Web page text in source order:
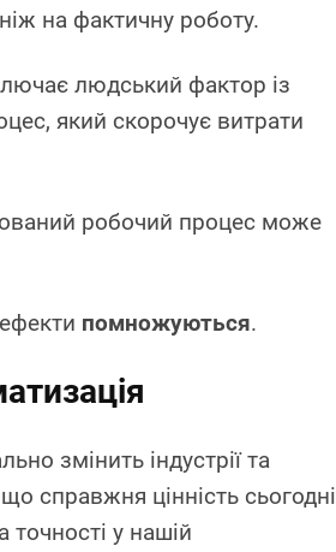
на фактичну роботу.
людський фактор із
який скорочує витрати
робочий процес може
помножуються.
змінить індустрії та
справжня цінність сьогодні
точності у нашій